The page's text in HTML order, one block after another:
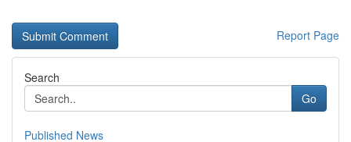
Report Page
Search
Go
Published News